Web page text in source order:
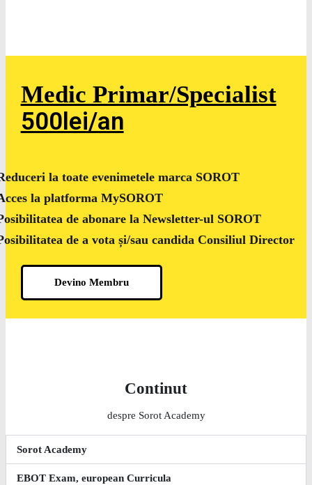
Medic Primar/Specialist
500lei/an
la toate evenimetele marca SOROT
la platforma MySOROT
de abonare la Newsletter-ul SOROT
de a vota și/sau candida Consiliul Director
Devino Membru
Continut
despre Sorot Academy
Sorot Academy
EBOT Exam, european Curricula